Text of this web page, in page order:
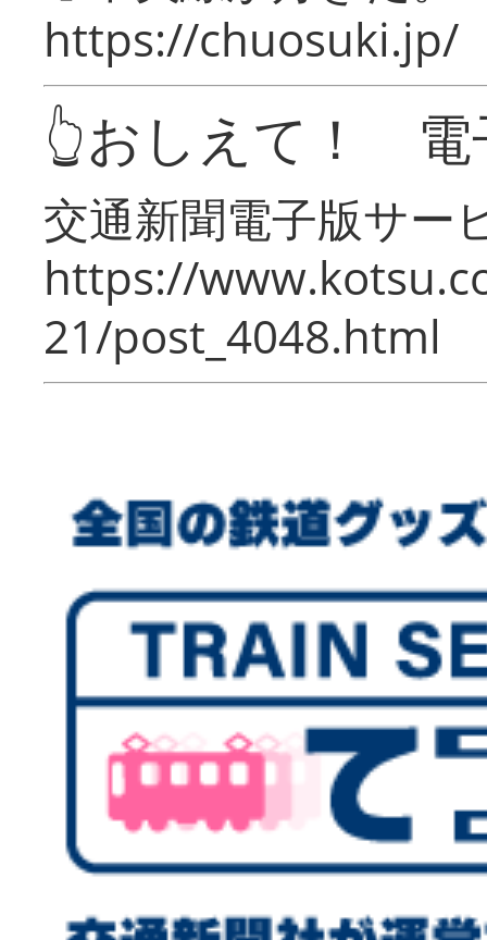
https://chuosuki.jp/
👆おしえて！ 電
交通新聞電子版サー
https://
21/post_4048.html